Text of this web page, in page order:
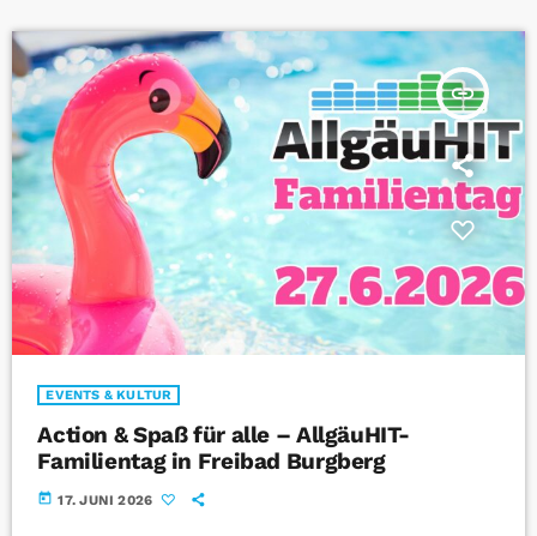
insert_link
EVENTS & KULTUR
Action & Spaß für alle – AllgäuHIT-
Familientag in Freibad Burgberg
today 17. JUNI 2026